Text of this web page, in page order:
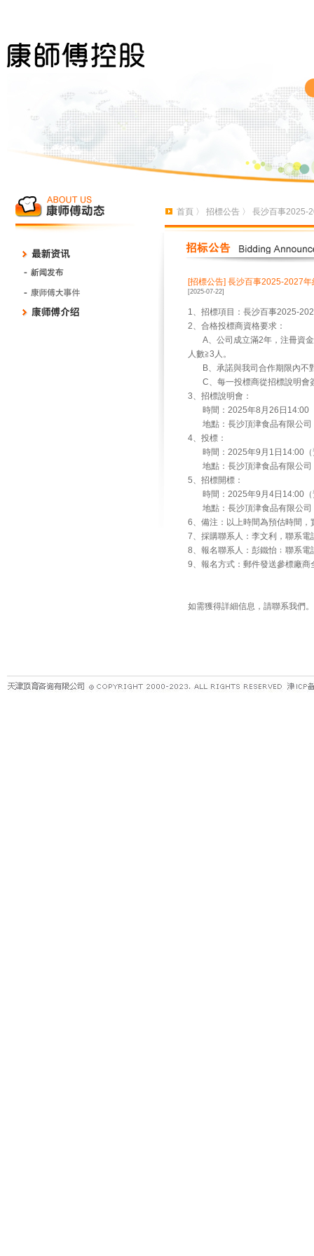
首頁 〉 招標公告 〉 長沙百事2025-
[招標公告] 長沙百事2025-2027
[2025-07-22]
1、招標項目：長沙百事2025-
2、合格投標商資格要求：
A、公司成立滿2年，注冊資金
人數≧3人。
B、承諾與我司合作期限內不
C、每一投標商從招標說明會
3、招標說明會：
時間：2025年8月26日14:00
地點：長沙頂津食品有限公司
4、投標：
時間：2025年9月1日14:00（
地點：長沙頂津食品有限公司
5、招標開標：
時間：2025年9月4日14:00（
地點：長沙頂津食品有限公司
6、備注：以上時間為預估時間
7、採購聯系人：李文利，聯系
8、報名聯系人：彭鐵怡﹔聯系
9、報名方式：郵件發送參標廠
如需獲得詳細信息，請聯系我們。